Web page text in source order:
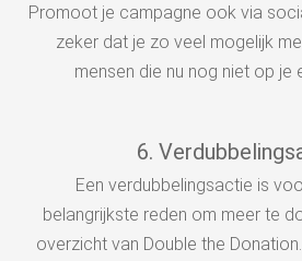
Promoot je campagne ook via
zeker dat je zo veel mogelijk
mensen die nu nog niet op je
6.
Een verdubbelingsactie is
belangrijkste reden om meer te
overzicht van Double the